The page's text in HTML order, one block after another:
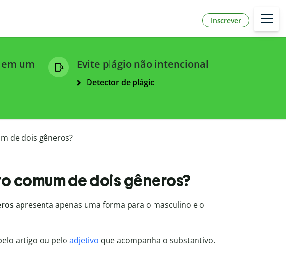
Inscrever
um
Evite plágio não intencional
Detector de plágio
de dois gêneros?
comum de dois gêneros?
apresenta apenas uma forma para o masculino e o
artigo ou pelo adjetivo que acompanha o substantivo.